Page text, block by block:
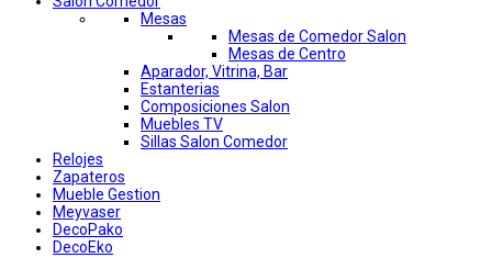
Mesas
Mesas de Comedor Salon
Mesas de Centro
Aparador, Vitrina, Bar
Estanterias
Composiciones Salon
Muebles TV
Sillas Salon Comedor
Relojes
Zapateros
Mueble Gestion
Meyvaser
DecoPako
DecoEko